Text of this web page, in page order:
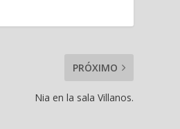
PRÓXIMO
Nia en la sala Villanos.